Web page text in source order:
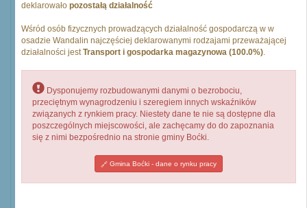
deklarowało pozostałą działalność
Wśród osób fizycznych prowadzących działalność gospodarczą w w
osadzie Wandalin najczęściej deklarowanymi rodzajami przeważającej
działalności jestTransport i gospodarka magazynowa (100.0%).
Dysponujemy rozbudowanymi danymi o bezrobociu,
przeciętnym wynagrodzeniu i szeregiem innych wskaźników
związanych z rynkiem pracy. Niestety dane te nie są dostępne dla
poszczególnych miejscowości, ale zachęcamy do do zapoznania
się z nimi bezpośrednio na stronie gminy Boćki.
Gmina Boćki - dane o rynku pracy